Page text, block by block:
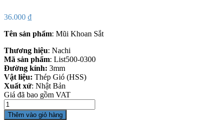
36.000 ₫
Tên sản phẩm: Mũi Khoan Sắt
Thương hiệu: Nachi
Mã sản phẩm: List500-0300
Đường kính: 3mm
Vật liệu: Thép Gió (HSS)
Xuất xứ: Nhật Bản
Giá đã bao gồm VAT
Số
lượng
Thêm vào giỏ hàng